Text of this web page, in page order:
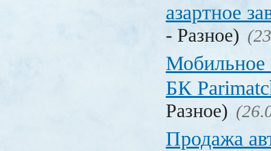
азартное
- Разное)
Мобильное
БК
Разное)
Продажа